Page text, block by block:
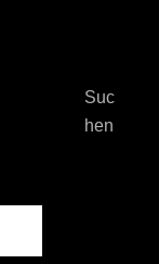
Suc
hen